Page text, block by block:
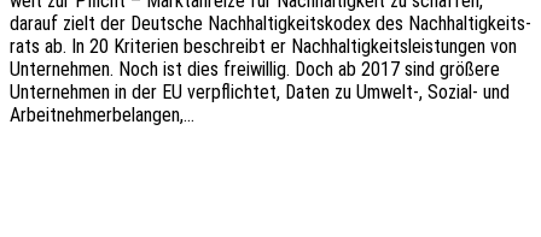
darauf zielt der Deut­sche Nach­hal­tig­keits­ko­dex des Nach­hal­tig­keits­
rats ab. In 20 Krite­ri­en beschreibt er Nach­hal­tig­keits­leis­tun­gen von
Unter­neh­men. Noch ist dies frei­wil­lig. Doch ab 2017 sind größe­re
Unter­neh­men in der EU verpflich­tet, Daten zu Umwelt‑, Sozial- und
Arbeitnehmerbelangen,…